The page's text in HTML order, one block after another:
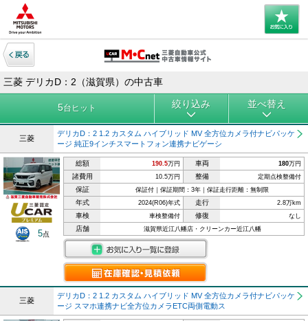
三菱 デリカD：2（滋賀県）の中古車
5台ヒット 絞り込み 並べ替え
三菱
デリカD：2 1.2 カスタム ハイブリッド MV 全方位カメラ付ナビパッケ
ージ 純正9インチスマートフォン連携ナビゲーシ
5点
総額 190.5万円 車両 180万円
諸費用 10.5万円 整備 定期点検整備付
保証 保証付｜保証期間：3年｜保証走行距離：無制限
年式 2024(R06)年式 走行 2.8万km
車検 車検整備付 修復 なし
店舗 滋賀県近江八幡店・クリーンカー近江八幡
三菱
デリカD：2 1.2 カスタム ハイブリッド MV 全方位カメラ付ナビパッケ
ージ スマホ連携ナビ全方位カメラETC両側電動ス